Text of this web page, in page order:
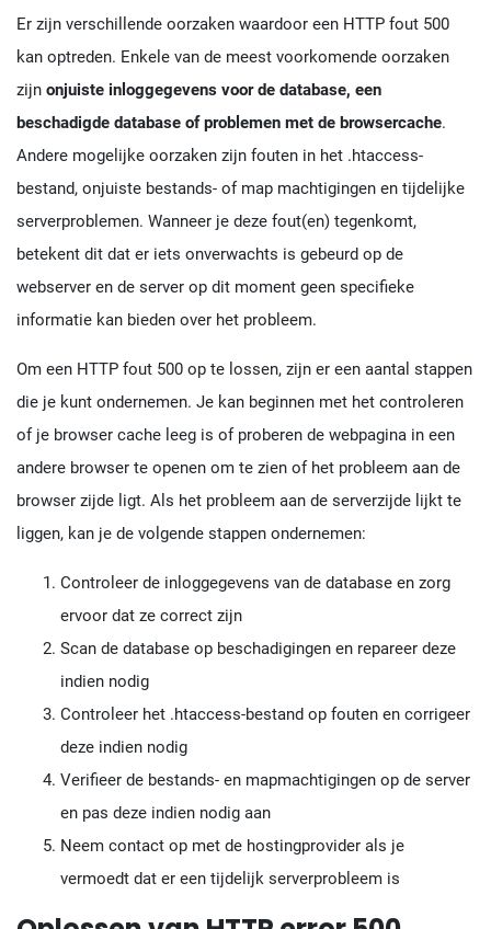
Er zijn verschillende oorzaken waardoor een HTTP fout 500
kan optreden. Enkele van de meest voorkomende oorzaken
zijn onjuiste inloggegevens voor de database, een
beschadigde database of problemen met de browsercache.
Andere mogelijke oorzaken zijn fouten in het .htaccess-
bestand, onjuiste bestands- of map machtigingen en tijdelijke
serverproblemen. Wanneer je deze fout(en) tegenkomt,
betekent dit dat er iets onverwachts is gebeurd op de
webserver en de server op dit moment geen specifieke
informatie kan bieden over het probleem.
Om een HTTP fout 500 op te lossen, zijn er een aantal stappen
die je kunt ondernemen. Je kan beginnen met het controleren
of je browser cache leeg is of proberen de webpagina in een
andere browser te openen om te zien of het probleem aan de
browser zijde ligt. Als het probleem aan de serverzijde lijkt te
liggen, kan je de volgende stappen ondernemen:
Controleer de inloggegevens van de database en zorg
ervoor dat ze correct zijn
Scan de database op beschadigingen en repareer deze
indien nodig
Controleer het .htaccess-bestand op fouten en corrigeer
deze indien nodig
Verifieer de bestands- en mapmachtigingen op de server
en pas deze indien nodig aan
Neem contact op met de hostingprovider als je
vermoedt dat er een tijdelijk serverprobleem is